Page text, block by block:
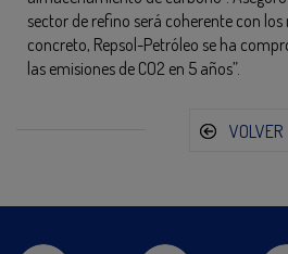
sector de refino será coherente con los
concreto, Repsol-Petróleo se ha
las emisiones de CO2 en 5 años”.
VOLVER